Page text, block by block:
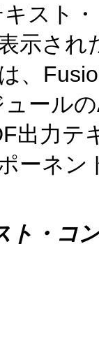
キスト
示さ
、
ール
出力テ
ーネ
ト・コ